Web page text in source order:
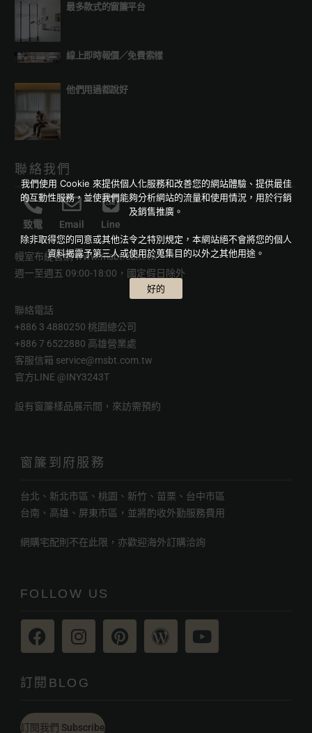
最多款式的窗簾平台
線上即時報價／免費索樣
他們用過都說好
聯絡我們
致電 Email Line
幔室布緹官網www.msbt.com.tw
週一至週五 09:00-18:00，國定假日除外
聯絡電話
+886 3 4880250 桃園總公司
+886 7 6522880 高雄營業處
客服信箱 service@msbt.com.tw
官方LINE @INY3243T
設有窗簾樣品展示間，來訪需預約
窗簾到府服務
台北、新北市區、桃園、新竹、苗栗、台中市區
台南、高雄、屏東市區，並將酌收外勤服務費用
網購宅配則不在此限，亦歡迎海外訂購洽詢
FOLLOW US
訂閱BLOG
訂閱我們 Subscribe
我們使用 Cookie 來提供個人化服務和改善您的網站體驗、提供最佳
的互動性服務，並使我們能夠分析網站的流量和使用情況，用於行銷
及銷售推廣。
除非取得您的同意或其他法令之特別規定，本網站絕不會將您的個人
資料揭露予第三人或使用於蒐集目的以外之其他用途。
好的